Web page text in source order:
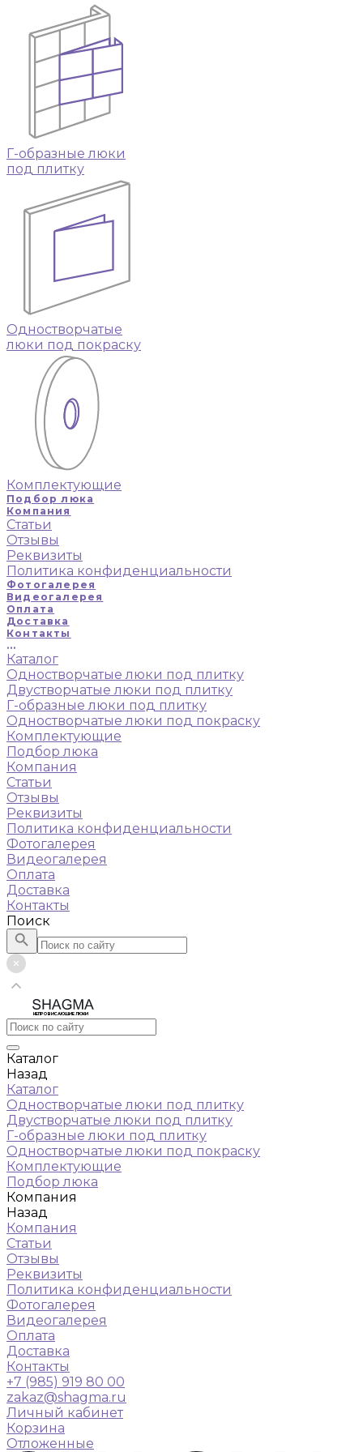
Г-образные люки
под плитку
Одностворчатые
люки под покраску
Комплектующие
Подбор люка
Компания
Статьи
Отзывы
Реквизиты
Политика конфиденциальности
Фотогалерея
Видеогалерея
Оплата
Доставка
Контакты
...
Каталог
Одностворчатые люки под плитку
Двустворчатые люки под плитку
Г-образные люки под плитку
Одностворчатые люки под покраску
Комплектующие
Подбор люка
Компания
Статьи
Отзывы
Реквизиты
Политика конфиденциальности
Фотогалерея
Видеогалерея
Оплата
Доставка
Контакты
Поиск
НЕПРОВИСАЮЩИЕ ЛЮКИ
Каталог
Назад
Каталог
Одностворчатые люки под плитку
Двустворчатые люки под плитку
Г-образные люки под плитку
Одностворчатые люки под покраску
Комплектующие
Подбор люка
Компания
Назад
Компания
Статьи
Отзывы
Реквизиты
Политика конфиденциальности
Фотогалерея
Видеогалерея
Оплата
Доставка
Контакты
+7 (985) 919 80 00
zakaz@shagma.ru
Личный кабинет
Корзина
Отложенные